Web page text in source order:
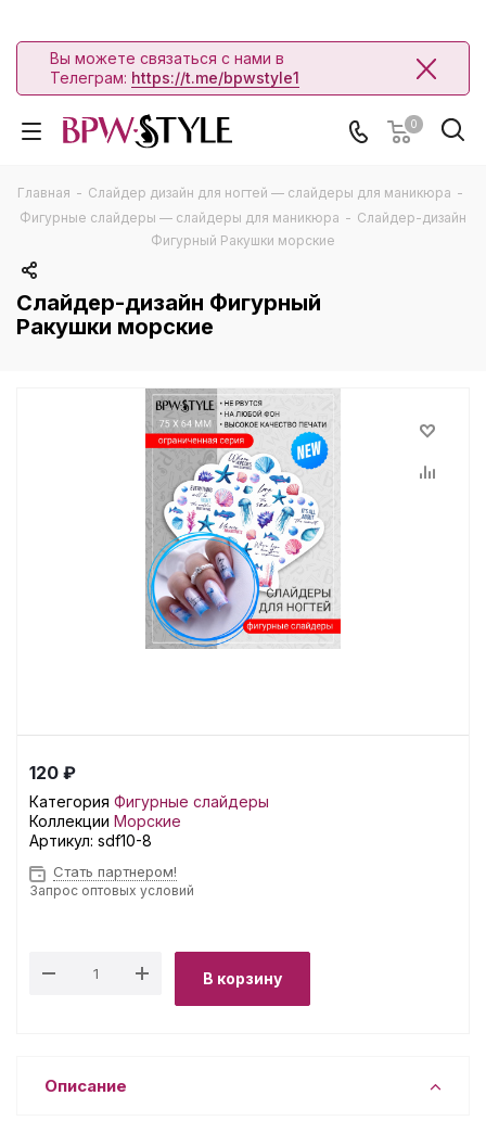
Вы можете связаться с нами в
Телеграм: https://t.me/bpwstyle1
0
Главная - Слайдер дизайн для ногтей — слайдеры для маникюра -
Фигурные слайдеры — слайдеры для маникюра - Слайдер-дизайн
Фигурный Ракушки морские
Слайдер-дизайн Фигурный
Ракушки морские
120 ₽
Категория Фигурные слайдеры
Коллекции Морские
Артикул: sdf10-8
Стать партнером!
Запрос оптовых условий
В корзину
Описание